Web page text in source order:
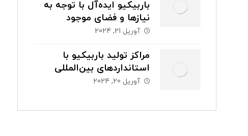
باربیکیو ایده‌آل با توجه به
نیازها و فضای موجود
آوریل 21, 2024
مراکز تولید باربیکیو با
استانداردهای بین‌المللی
آوریل 20, 2024